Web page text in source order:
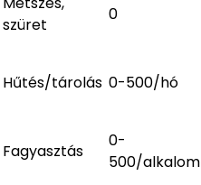
szüret
0
Hűtés/tárolás 0-500/hó
Fagyasztás
0-
500/alkalom